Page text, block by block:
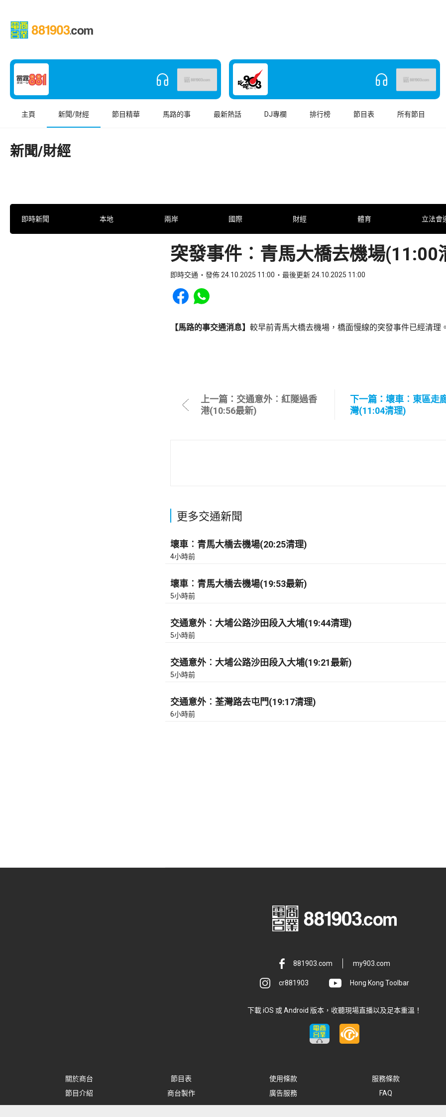
主頁 新聞/財經 節目精華 馬路的事 最新熱話 DJ專欄 排行榜 節目表 所有節目
新聞/財經
即時新聞 本地 兩岸 國際 財經 體育 立法會
突發事件︰青馬大橋去機場(11:00
即時交通 發佈 24.10.2025 11:00 最後更新 24.10.2025 11:00
Share to Facebook
Share to WhatsApp
【馬路的事交通消息】 較早前青馬大橋去機場，橋面慢線的突發事件已經清理。
上一篇：交通意外︰紅隧過香
港(10:56最新)
下一篇：壞車︰東區走
灣(11:04清理)
更多交通新聞
壞車︰青馬大橋去機場(20:25清理)
4小時前
壞車︰青馬大橋去機場(19:53最新)
5小時前
交通意外︰大埔公路沙田段入大埔(19:44清理)
5小時前
交通意外︰大埔公路沙田段入大埔(19:21最新)
5小時前
交通意外︰荃灣路去屯門(19:17清理)
6小時前
881903.com my903.com
cr881903 Hong Kong Toolbar
下載 iOS 或 Android 版本，收聽現場直播以及足本重溫！
關於商台 節目表 使用條款 服務條款
節目介紹
商台製作 廣告服務 FAQ